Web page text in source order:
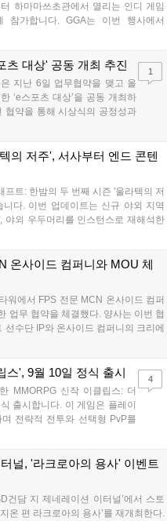
하마마쓰초관에서 열리는 인디 게임
참가합니다. GGA는 이번 행사에서
시리즈의 미공개 작품 12종을 최초
선착순으로 특별 굿즈를 증정하며, 인
틀 반응 확인을 목표로 합니다....
츠 대상' 공동 개최 추진
지난 6일 업무협약을 맺고 올
‘e스포츠 대상’을 공동 개최하
협약을 통해 시상식의 공정성과
한 미디어 영향력을 확대해 e
되는 이번 시상식이 e스포츠의
는 행사가 되도록 노력하겠다
1
의 저주', 서사부터 엔드 콘텐
트: 한밤의 두 번째 시즌 '울라텍의 저
다. 이번 업데이트는 신규 야외 지역
야외 우두머리를 인스턴스로 재해석한
징 시스템 개선 및 신화+ 던전 로테이
온사이드 컴퍼니와 MOU 체
워에서 FPS 전문 MCN 온사이드 컴퍼
업무 협약을 체결했다. 양사는 이번 협
수단 IP와 온사이드 컴퍼니의 크리에
특별 콘텐츠를 공동 기획한다. 또한
으로 선보이며 e스포츠 생태계 확장에
스', 9월 10일 정식 출시
MMORPG 신작 이클립스: 더
출시합니다. 이 게임은 플레이
전략적 전투와 선택형 PvP를
지와 앱 마켓에서 사전등록을
주차별 스페셜 쿠폰과 한정 스
마련해 이용자들의 기대를 모
4
널, '라크로아의 용사' 이벤트
건담 지 제네레이션 이터널’에서 스토
온 편 라크로아의 용사’를 재개최한다.